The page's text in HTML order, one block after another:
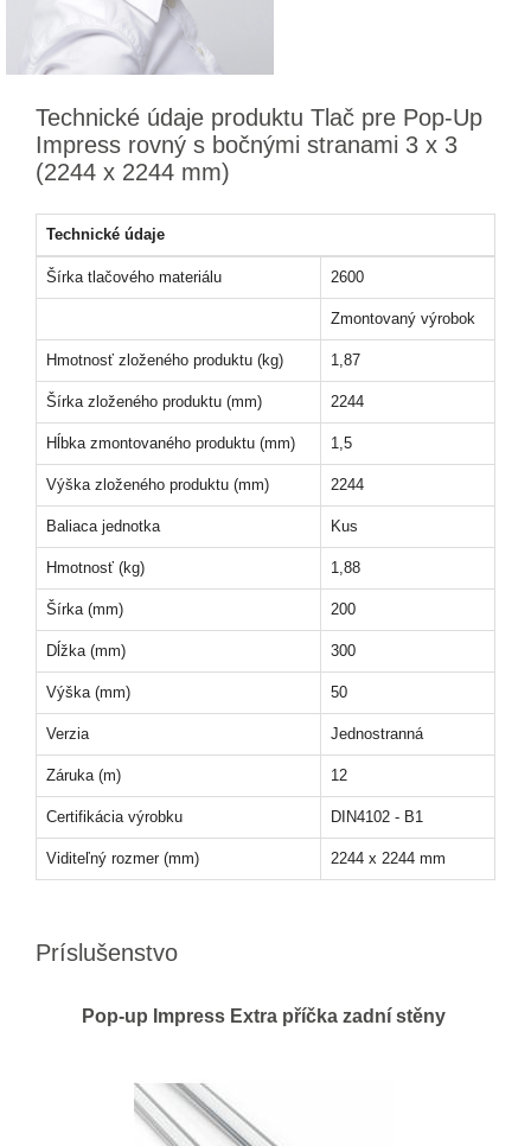
Technické údaje produktu Tlač pre Pop-Up
Impress rovný s bočnými stranami 3 x 3
(2244 x 2244 mm)
Technické údaje
Šírka tlačového materiálu 2600
Zmontovaný výrobok
Hmotnosť zloženého produktu (kg) 1,87
Šírka zloženého produktu (mm) 2244
Hĺbka zmontovaného produktu (mm) 1,5
Výška zloženého produktu (mm) 2244
Baliaca jednotka Kus
Hmotnosť (kg) 1,88
Šírka (mm) 200
Dĺžka (mm) 300
Výška (mm) 50
Verzia Jednostranná
Záruka (m) 12
Certifikácia výrobku DIN4102 - B1
Viditeľný rozmer (mm) 2244 x 2244 mm
Príslušenstvo
Pop-up Impress Extra příčka zadní stěny